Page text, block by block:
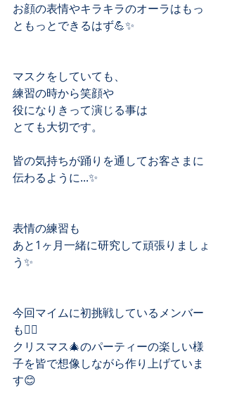
お顔の表情やキラキラのオーラはもっ
ともっとできるはず💪✨
マスクをしていても、
練習の時から笑顔や
役になりきって演じる事は
とても大切です。
皆の気持ちが踊りを通してお客さまに
伝わるように...✨
表情の練習も
あと1ヶ月一緒に研究して頑張りましょ
う✨
今回マイムに初挑戦しているメンバー
も🙋‍♀️
クリスマス🎄のパーティーの楽しい様
子を皆で想像しながら作り上げていま
す😊